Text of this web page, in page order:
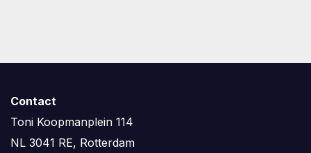
Contact
Toni Koopmanplein 114
NL 3041 RE, Rotterdam